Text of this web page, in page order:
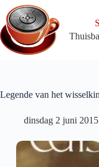
naar
de
inhoud
Legende van het
dinsdag 2 juni 2015